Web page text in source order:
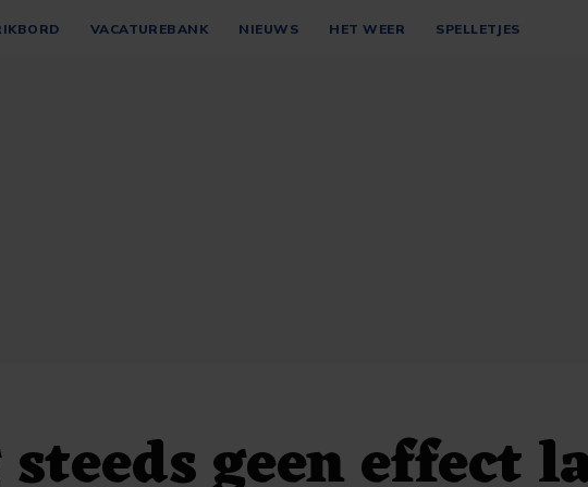
VACATUREBANK NIEUWS HET WEER SPELLETJES